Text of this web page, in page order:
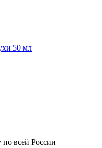
50 мл
по всей России